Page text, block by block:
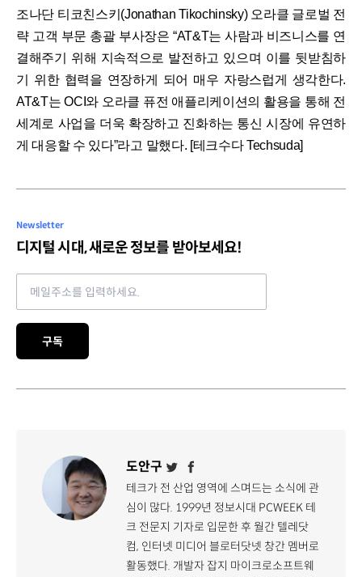
조나단 티코친스키(Jonathan Tikochinsky) 오라클 글로벌 전
략 고객 부문 총괄 부사장은 “AT&T는 사람과 비즈니스를 연
결해주기 위해 지속적으로 발전하고 있으며 이를 뒷받침하
기 위한 협력을 연장하게 되어 매우 자랑스럽게 생각한다.
AT&T는 OCI와 오라클 퓨전 애플리케이션의 활용을 통해 전
세계로 사업을 더욱 확장하고 진화하는 통신 시장에 유연하
게 대응할 수 있다”라고 말했다. [테크수다 Techsuda]
Newsletter
디지털 시대, 새로운 정보를 받아보세요!
구독
도안구
테크가 전 산업 영역에 스며드는 소식에 관
심이 많다. 1999년 정보시대 PCWEEK 테
크 전문지 기자로 입문한 후 월간 텔레닷
컴, 인터넷 미디어 블로터닷넷 창간 멤버로
활동했다. 개발자 잡지 마이크로소프트웨